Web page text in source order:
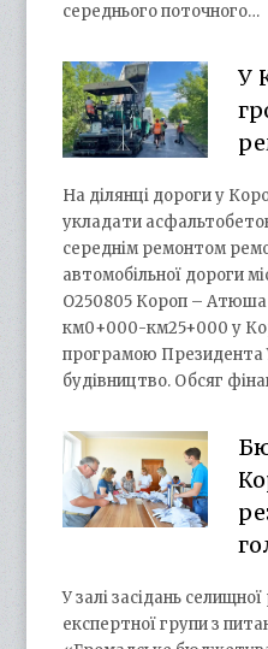
середнього поточного…
У
На ділянці дороги у
укладати
середнім ремонтом
автомобільної дороги
О250805 Короп – Атюша
км0+000-км25+000 у
програмою Президента
будівництво. Обсяг
У залі засідань
експертної групи з